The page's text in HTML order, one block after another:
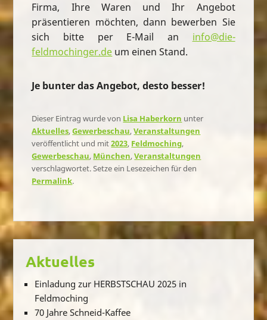
Firma, Ihre Waren und Ihr Angebot
präsentieren möchten, dann bewerben Sie
sich bitte per E-Mail an info@die-
feldmochinger.de um einen Stand.
Je bunter das Angebot, desto besser!
Dieser Eintrag wurde von Lisa Haberkorn unter
Aktuelles,Gewerbeschau,Veranstaltungen
veröffentlicht und mit2023, Feldmoching,
Gewerbeschau, München,Veranstaltungen
verschlagwortet. Setze ein Lesezeichen für den
Permalink.
Aktuelles
Einladung zur HERBSTSCHAU 2025 in
Feldmoching
70 Jahre Schneid-Kaffee